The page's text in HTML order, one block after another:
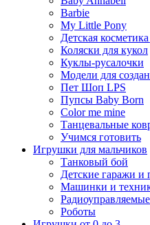
Barbie
My Little Pony
Детская
Коляски для кукол
Куклы-русалочки
Модели для
Пет Шоп LPS
Пупсы Baby Born
Сolor me mine
Танцевальные
Учимся готовить
Игрушки для мальчиков
Танковый бой
Детские гаражи и
Машинки и
Роботы